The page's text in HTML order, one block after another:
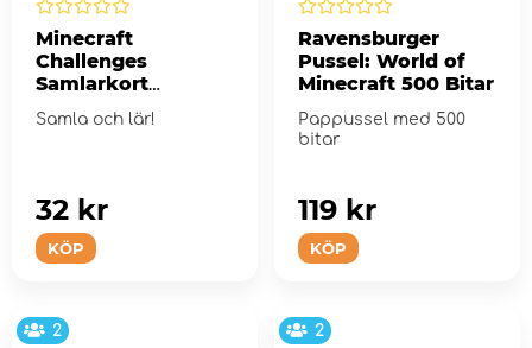
Minecraft
Challenges
Samlarkort
Boosterpaket
Samla och lär!
KÖP
32 kr
Ravensburger
Pussel: World of
Minecraft 500 Bitar
Pappussel med 500
bitar
KÖP
119 kr
2 2